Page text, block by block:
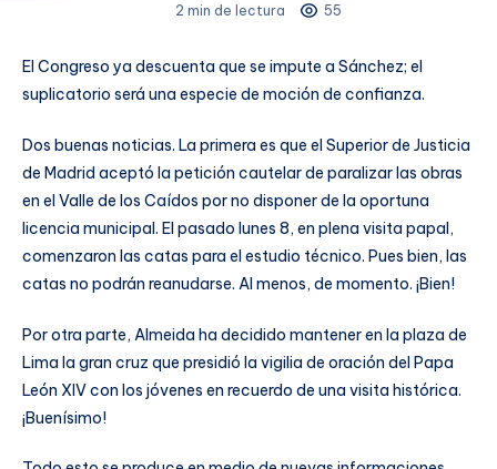
2 min de lectura
55
El Congreso ya descuenta que se impute a Sánchez; el
suplicatorio será una especie de moción de confianza.
Dos buenas noticias. La primera es que el Superior de Justicia
de Madrid aceptó la petición cautelar de paralizar las obras
en el Valle de los Caídos por no disponer de la oportuna
licencia municipal. El pasado lunes 8, en plena visita papal,
comenzaron las catas para el estudio técnico. Pues bien, las
catas no podrán reanudarse. Al menos, de momento. ¡Bien!
Por otra parte, Almeida ha decidido mantener en la plaza de
Lima la gran cruz que presidió la vigilia de oración del Papa
León XIV con los jóvenes en recuerdo de una visita histórica.
¡Buenísimo!